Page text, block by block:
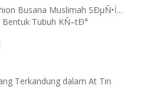
Busana Muslimah SÐµÑ•Ï…
Tubuh KÑ–tÐ°
Terkandung dalam At Tin